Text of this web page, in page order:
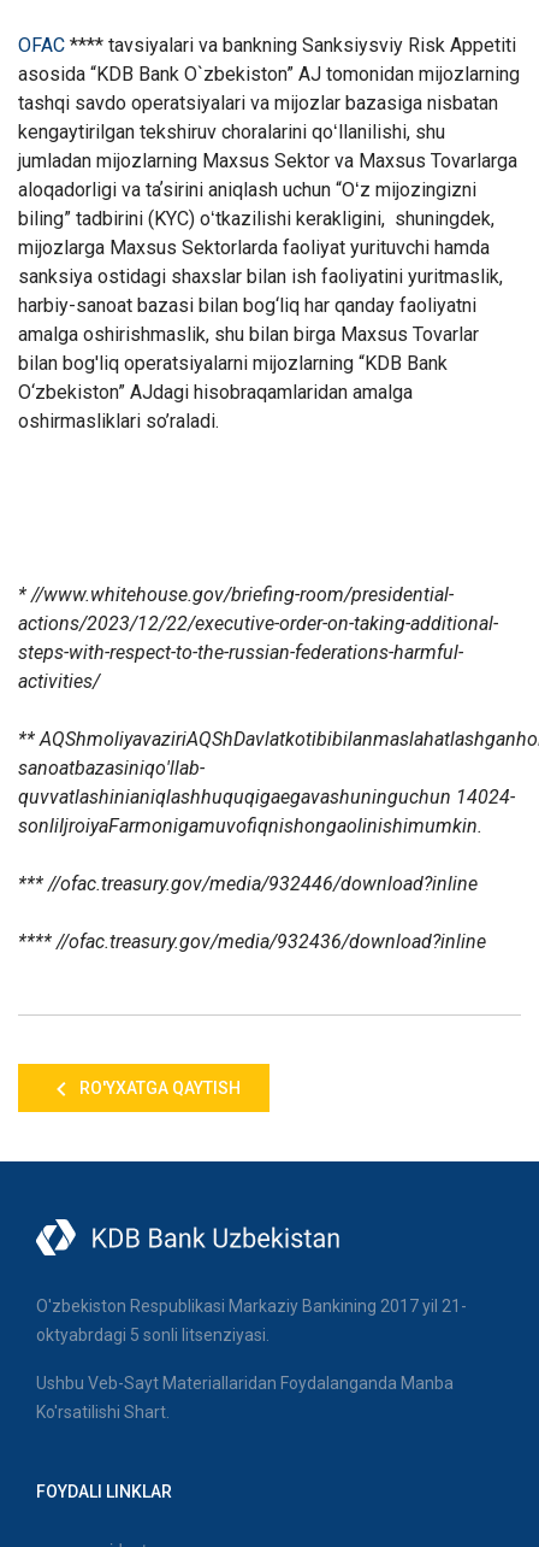
OFAC **** tavsiyalari va bankning Sanksiysviy Risk Appetiti
asosida “KDB Bank O`zbekiston” AJ tomonidan mijozlarning
tashqi savdo operatsiyalari va mijozlar bazasiga nisbatan
kengaytirilgan tekshiruv choralarini qoʻllanilishi, shu
jumladan mijozlarning Maxsus Sektor va Maxsus Tovarlarga
aloqadorligi va taʼsirini aniqlash uchun “Oʻz mijozingizni
biling” tadbirini (KYC) oʻtkazilishi kerakligini, shuningdek,
mijozlarga Maxsus Sektorlarda faoliyat yurituvchi hamda
sanksiya ostidagi shaxslar bilan ish faoliyatini yuritmaslik,
harbiy-sanoat bazasi bilan bog‘liq har qanday faoliyatni
amalga oshirishmaslik, shu bilan birga Maxsus Tovarlar
bilan bog'liq operatsiyalarni mijozlarning “KDB Bank
O‘zbekiston” AJdagi hisobraqamlaridan amalga
oshirmasliklari so’raladi.
* //www.whitehouse.gov/briefing-room/presidential-
actions/2023/12/22/executive-order-on-taking-additional-
steps-with-respect-to-the-russian-federations-harmful-
activities/
** AQShmoliyavaziriAQShDavlatkotibibilanmaslahatlashgan
sanoatbazasiniqo'llab-
quvvatlashinianiqlashhuquqigaegavashuninguchun 14024-
sonliIjroiyaFarmonigamuvofiqnishongaolinishimumkin.
***//ofac.treasury.gov/media/932446/download?inline
****//ofac.treasury.gov/media/932436/download?inline
RO'YXATGA QAYTISH
O'zbekiston Respublikasi Markaziy Bankining 2017 yil 21-
oktyabrdagi 5 sonli litsenziyasi.
Ushbu Veb-Sayt Materiallaridan Foydalanganda Manba
Ko'rsatilishi Shart.
FOYDALI LINKLAR